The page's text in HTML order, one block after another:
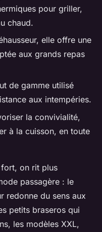
pour griller,
chaud.
elle offre une
aux grands repas
de gamme utilisé
aux intempéries.
la convivialité,
à la cuisson, en toute
fort, on rit plus
passagère : le
redonne du sens aux
petits braseros qui
les modèles XXL,